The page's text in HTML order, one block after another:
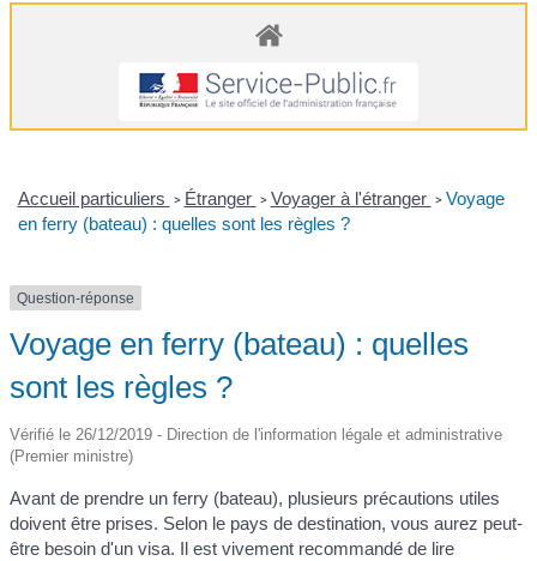
Accueil particuliers > Étranger > Voyager à l'étranger > Voyage
en ferry (bateau) : quelles sont les règles ?
Question-réponse
Voyage en ferry (bateau) : quelles
sont les règles ?
Vérifié le 26/12/2019 - Direction de l'information légale et administrative
(Premier ministre)
Avant de prendre un ferry (bateau), plusieurs précautions utiles
doivent être prises. Selon le pays de destination, vous aurez peut-
être besoin d'un visa. Il est vivement recommandé de lire